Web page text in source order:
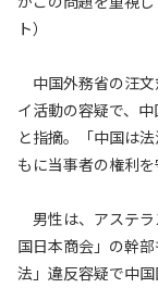
ト）
中国外務省の汪
イ活動の容疑で、
と指摘。「中国は
もに当事者の権利
男性は、アステラ
国日本商会」の幹
法」違反容疑で中